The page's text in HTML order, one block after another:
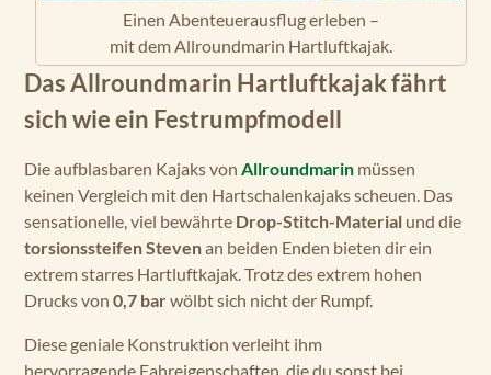
Einen Abenteuerausflug erleben –
mit dem Allroundmarin Hartluftkajak.
Das Allroundmarin Hartluftkajak fährt
sich wie ein Festrumpfmodell
Die aufblasbaren Kajaks von Allroundmarin müssen
keinen Vergleich mit den Hartschalenkajaks scheuen. Das
sensationelle, viel bewährte Drop-Stitch-Material und die
torsionssteifen Stevenan beiden Enden bieten dir ein
extrem starres Hartluftkajak. Trotz des extrem hohen
Drucks von 0,7 barwölbt sich nicht der Rumpf.
Diese geniale Konstruktion verleiht ihm
hervorragende Fahreigenschaften, die du sonst bei